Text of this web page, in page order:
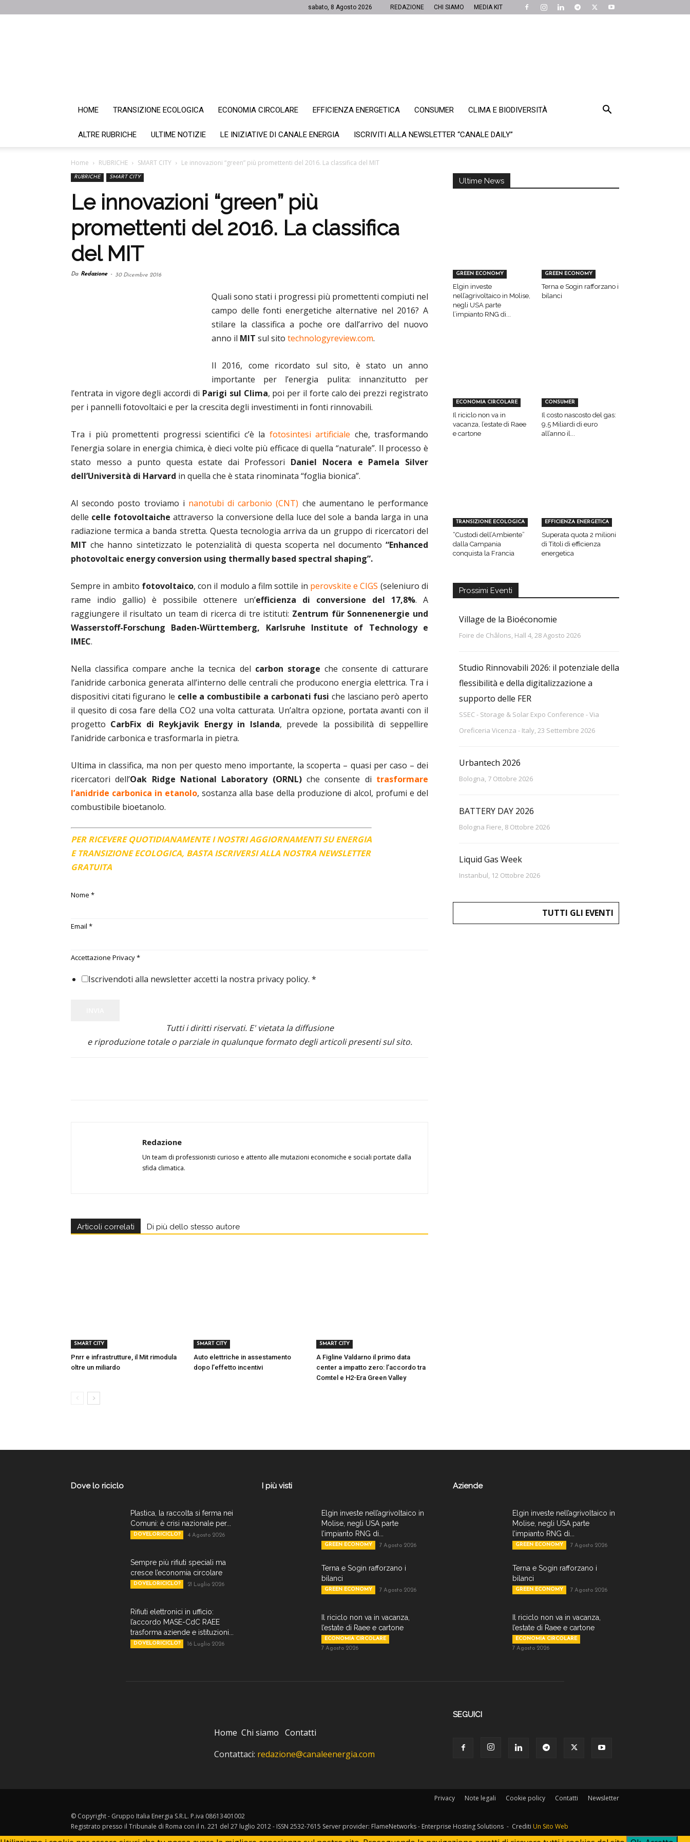
sabato, 8 Agosto 2026 REDAZIONE CHI SIAMO MEDIA KIT
HOME TRANSIZIONE ECOLOGICA ECONOMIA CIRCOLARE EFFICIENZA ENERGETICA CONSUMER CLIMA E BIODIVERSITÀ
ALTRE RUBRICHE ULTIME NOTIZIE LE INIZIATIVE DI CANALE ENERGIA ISCRIVITI ALLA NEWSLETTER “CANALE DAILY”
Home RUBRICHE SMART CITY Le innovazioni “green” più promettenti del 2016. La classifica del MIT
RUBRICHE SMART CITY
Le innovazioni “green” più
promettenti del 2016. La classifica
del MIT
Da Redazione - 30 Dicembre 2016
Quali sono stati i progressi più promettenti compiuti nel
campo delle fonti energetiche alternative nel 2016? A
stilare la classifica a poche ore dall’arrivo del nuovo
anno il MIT sul sito technologyreview.com.
Il 2016, come ricordato sul sito, è stato un anno
importante per l’energia pulita: innanzitutto per
l’entrata in vigore degli accordi di Parigi sul Clima, poi per il forte calo dei prezzi registrato
per i pannelli fotovoltaici e per la crescita degli investimenti in fonti rinnovabili.
Tra i più promettenti progressi scientifici c’è la fotosintesi artificiale che, trasformando
l’energia solare in energia chimica, è dieci volte più efficace di quella “naturale”. Il processo è
stato messo a punto questa estate dai Professori Daniel Nocera e Pamela Silver
dell’Università di Harvard in quella che è stata rinominata “foglia bionica”.
Al secondo posto troviamo i nanotubi di carbonio (CNT) che aumentano le performance
delle celle fotovoltaiche attraverso la conversione della luce del sole a banda larga in una
radiazione termica a banda stretta. Questa tecnologia arriva da un gruppo di ricercatori del
MIT che hanno sintetizzato le potenzialità di questa scoperta nel documento “Enhanced
photovoltaic energy conversion using thermally based spectral shaping”.
Sempre in ambito fotovoltaico, con il modulo a film sottile in perovskite e CIGS (seleniuro di
rame indio gallio) è possibile ottenere un’efficienza di conversione del 17,8%. A
raggiungere il risultato un team di ricerca di tre istituti: Zentrum für Sonnenenergie und
Wasserstoff-Forschung Baden-Württemberg, Karlsruhe Institute of Technology e
IMEC.
Nella classifica compare anche la tecnica del carbon storage che consente di catturare
l’anidride carbonica generata all’interno delle centrali che producono energia elettrica. Tra i
dispositivi citati figurano le celle a combustibile a carbonati fusi che lasciano però aperto
il quesito di cosa fare della CO2 una volta catturata. Un’altra opzione, portata avanti con il
progetto CarbFix di Reykjavik Energy in Islanda, prevede la possibilità di seppellire
l’anidride carbonica e trasformarla in pietra.
Ultima in classifica, ma non per questo meno importante, la scoperta – quasi per caso – dei
ricercatori dell’Oak Ridge National Laboratory (ORNL) che consente di trasformare
l’anidride carbonica in etanolo, sostanza alla base della produzione di alcol, profumi e del
combustibile bioetanolo.
PER RICEVERE QUOTIDIANAMENTE I NOSTRI AGGIORNAMENTI SU ENERGIA
E TRANSIZIONE ECOLOGICA, BASTA ISCRIVERSI ALLA NOSTRA NEWSLETTER
GRATUITA
Nome *
Email *
Accettazione Privacy*
Iscrivendoti alla newsletter accetti la nostra privacy policy. *
Tutti i diritti riservati. E' vietata la diffusione
e riproduzione totale o parziale in qualunque formato degli articoli presenti sul sito.
Redazione
Un team di professionisti curioso e attento alle mutazioni economiche e sociali portate dalla
sfida climatica.
Articoli correlati Di più dello stesso autore
SMART CITY
Pnrr e infrastrutture, il Mit rimodula
oltre un miliardo
SMART CITY
Auto elettriche in assestamento
dopo l’effetto incentivi
SMART CITY
A Figline Valdarno il primo data
center a impatto zero: l’accordo tra
Comtel e H2-Era Green Valley
Ultime News
GREEN ECONOMY
Elgin investe
nell’agrivoltaico in Molise,
negli USA parte
l’impianto RNG di...
GREEN ECONOMY
Terna e Sogin rafforzano i
bilanci
ECONOMIA CIRCOLARE
Il riciclo non va in
vacanza, l’estate di Raee
e cartone
CONSUMER
Il costo nascosto del gas:
9,5 Miliardi di euro
all’anno il...
TRANSIZIONE ECOLOGICA
“Custodi dell’Ambiente”
dalla Campania
conquista la Francia
EFFICIENZA ENERGETICA
Superata quota 2 milioni
di Titoli di efficienza
energetica
Prossimi Eventi
Village de la Bioéconomie
Foire de Châlons, Hall 4, 28 Agosto 2026
Studio Rinnovabili 2026: il potenziale della
flessibilità e della digitalizzazione a
supporto delle FER
SSEC - Storage & Solar Expo Conference - Via
Oreficeria Vicenza - Italy, 23 Settembre 2026
Urbantech 2026
Bologna, 7 Ottobre 2026
BATTERY DAY 2026
Bologna Fiere, 8 Ottobre 2026
Liquid Gas Week
Instanbul, 12 Ottobre 2026
TUTTI GLI EVENTI
Dove lo riciclo
Plastica, la raccolta si ferma nei
Comuni: è crisi nazionale per...
DOVELORICICLO? 4 Agosto 2026
Sempre più rifiuti speciali ma
cresce l’economia circolare
DOVELORICICLO? 21 Luglio 2026
Rifiuti elettronici in ufficio:
l’accordo MASE-CdC RAEE
trasforma aziende e istituzioni...
DOVELORICICLO? 16 Luglio 2026
I più visti
Elgin investe nell’agrivoltaico in
Molise, negli USA parte
l’impianto RNG di...
GREEN ECONOMY 7 Agosto 2026
Terna e Sogin rafforzano i
bilanci
GREEN ECONOMY 7 Agosto 2026
Il riciclo non va in vacanza,
l’estate di Raee e cartone
ECONOMIA CIRCOLARE
7 Agosto 2026
Aziende
Elgin investe nell’agrivoltaico in
Molise, negli USA parte
l’impianto RNG di...
GREEN ECONOMY 7 Agosto 2026
Terna e Sogin rafforzano i
bilanci
GREEN ECONOMY 7 Agosto 2026
Il riciclo non va in vacanza,
l’estate di Raee e cartone
ECONOMIA CIRCOLARE
7 Agosto 2026
Home Chi siamo Contatti
Contattaci: redazione@canaleenergia.com
SEGUICI
Privacy Note legali Cookie policy Contatti Newsletter
© Copyright - Gruppo Italia Energia S.R.L. P.iva 08613401002
Registrato presso il Tribunale di Roma con il n. 221 del 27 luglio 2012 - ISSN 2532-7615 Server provider: FlameNetworks - Enterprise Hosting Solutions - Crediti Un Sito Web